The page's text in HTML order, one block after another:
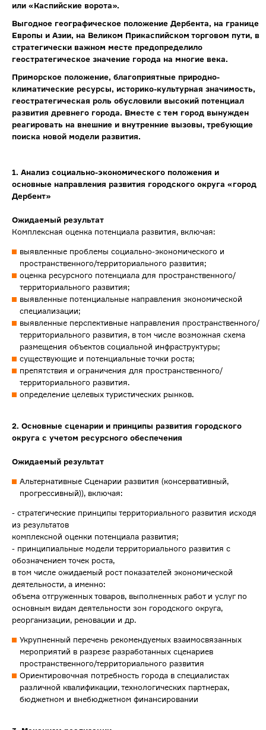
или «Каспийские ворота».
Выгодное географическое положение Дербента, на границе
Европы и Азии, на Великом Прикаспийском торговом пути, в
стратегически важном месте предопределило
геостратегическое значение города на многие века.
Приморское положение, благоприятные природно-
климатические ресурсы, историко-культурная значимость,
геостратегическая роль обусловили высокий потенциал
развития древнего города. Вместе с тем город вынужден
реагировать на внешние и внутренние вызовы, требующие
поиска новой модели развития.
1. Анализ социально-экономического положения и
основные направления развития городского округа «город
Дербент»
Ожидаемый результат
Комплексная оценка потенциала развития, включая:
выявленные проблемы социально-экономического и
пространственного/территориального развития;
оценка ресурсного потенциала для пространственного/
территориального развития;
выявленные потенциальные направления экономической
специализации;
выявленные перспективные направления пространственного/
территориального развития, в том числе возможная схема
размещения объектов социальной инфраструктуры;
существующие и потенциальные точки роста;
препятствия и ограничения для пространственного/
территориального развития.
определение целевых туристических рынков.
2. Основные сценарии и принципы развития городского
округа с учетом ресурсного обеспечения
Ожидаемый результат
Альтернативные Сценарии развития (консервативный,
прогрессивный)), включая:
- стратегические принципы территориального развития исходя
из результатов
комплексной оценки потенциала развития;
- принципиальные модели территориального развития с
обозначением точек роста,
в том числе ожидаемый рост показателей экономической
деятельности, а именно:
объема отгруженных товаров, выполненных работ и услуг по
основным видам деятельности зон городского округа,
реорганизации, реновации и др.
Укрупненный перечень рекомендуемых взаимосвязанных
мероприятий в разрезе разработанных сценариев
пространственного/территориального развития
Ориентировочная потребность города в специалистах
различной квалификации, технологических партнерах,
бюджетном и внебюджетном финансировании